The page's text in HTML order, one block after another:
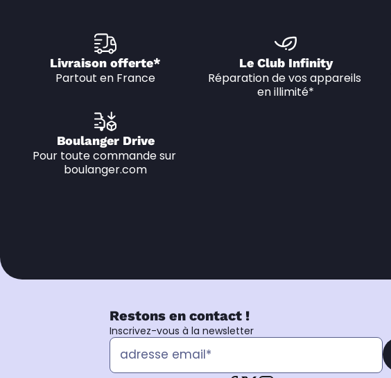
Livraison offerte*
Partout en France
Le Club Infinity
Réparation de vos appareils
en illimité*
Boulanger Drive
Pour toute commande sur
boulanger.com
Restons en contact !
Inscrivez-vous à la newsletter